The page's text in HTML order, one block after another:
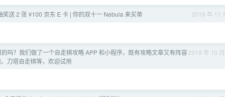
2019 年 11
奖送 2 张 ¥100 京东 E 卡 | 你的双十一 Nebula 来买单
2019 年 10
吗？我们做了一个自走棋攻略 APP 和小程序，既有攻略文章又有阵容
刀塔自走棋等，欢迎试用